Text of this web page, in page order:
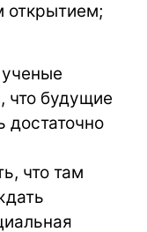
открытием;
что будущие
достаточно
что там